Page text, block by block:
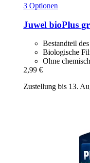
3 Optionen
Juwel bioPlus
Bestandteil
Biologische
Ohne
2,99 €
Zustellung bis 13.